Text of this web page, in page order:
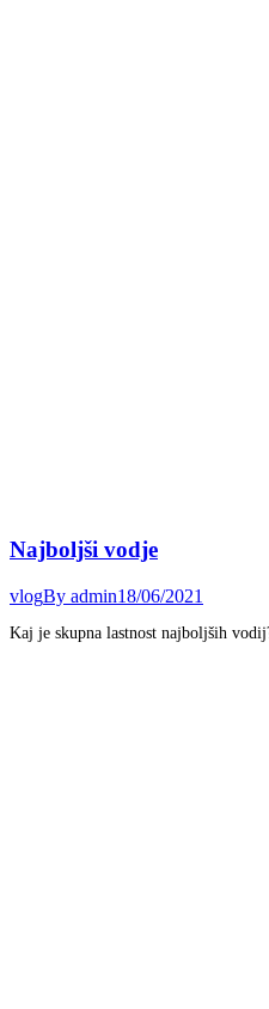
Najboljši vodje
vlogBy admin18/06/2021
Kaj je skupna lastnost najboljših